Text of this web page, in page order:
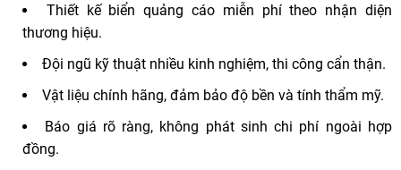
Thiết kế biển quảng cáo miễn phí theo nhận diện
thương hiệu.
Đội ngũ kỹ thuật nhiều kinh nghiệm, thi công cẩn thận.
Vật liệu chính hãng, đảm bảo độ bền và tính thẩm mỹ.
Báo giá rõ ràng, không phát sinh chi phí ngoài hợp
đồng.